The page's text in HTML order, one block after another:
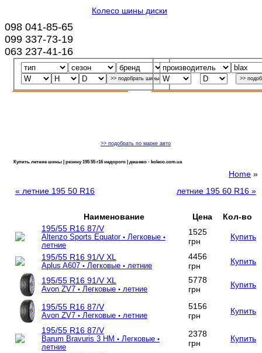
Колесо шины диски
098 041-85-65
099 337-73-19
063 237-41-16
>> подобрать по марке авто
Купить летние шины | резину 195 55 r16 недорого | дешево - koleco.com.ua
Home »
« летние 195 50 R16
летние 195 60 R16 »
Наименование Цена
Кол-во
195/55 R16 87/V
Altenzo Sports Equator • Легковые •
летние
1525
грн
Купить
195/55 R16 91/V XL
Aplus A607 • Легковые • летние
4456
грн
Купить
195/55 R16 91/V XL
Avon ZV7 • Легковые • летние
5778
грн
Купить
195/55 R16 87/V
Avon ZV7 • Легковые • летние
5156
грн
Купить
195/55 R16 87/V
Barum Bravuris 3 HM • Легковые •
летние
2378
грн
Купить